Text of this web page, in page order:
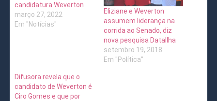
candidatura Weverton
março 27, 2022
Em "Notícias"
Eliziane e Weverton
assumem liderança na
corrida ao Senado, diz
nova pesquisa DataIlha
setembro 19, 2018
Em "Política"
Difusora revela que o
candidato de Weverton é
Ciro Gomes e que por